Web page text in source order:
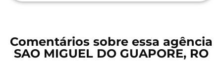
Comentários sobre essa agência
SAO MIGUEL DO GUAPORE, RO